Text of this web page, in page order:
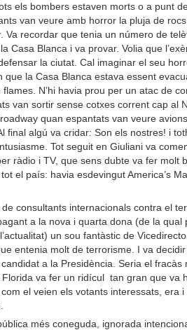
els bombers estaven morts o a punt
van veure amb horror la pluja de
Va recordar que tenia un número de
Casa Blanca i va provar. Volia que
la ciutat. Cal imaginar el seu
que la Casa Blanca estava essent
N’hi havia prou per un atac de
van sortir sense cotxes corrent cap al
quan espantats van veure
final algú va cridar: Son els nostres! i
Tot seguit en Giuliani va
ràdio i TV, que sens dubte va fer molt
el país: havia esdevingut America’s
consultants internacionals contra el
a la nova i quarta dona (de la qual
un sou fantàstic de
entenia molt de terrorisme. I va decidir
a la Presidència. Seria el fracàs
Florida va fer un ridícul tan gran que va
el veien els votants interessats, era i
més coneguda, ignorada